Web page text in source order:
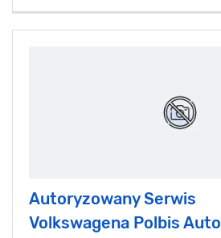
Autoryzowany Serwis
Volkswagena Polbis Auto